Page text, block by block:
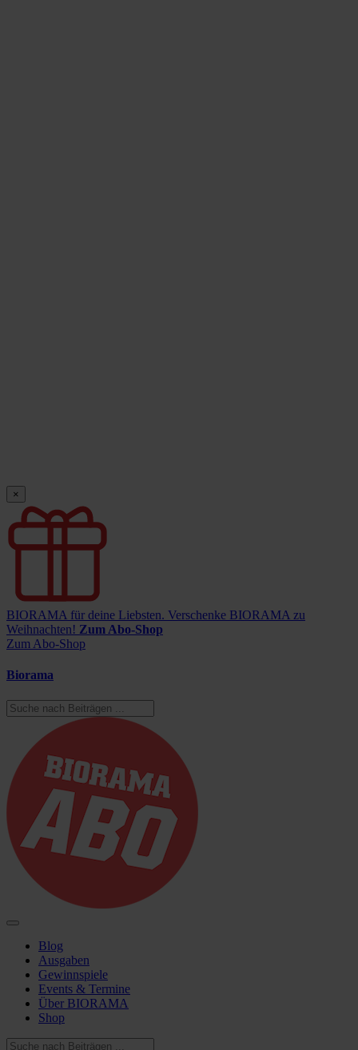
×
BIORAMA für deine Liebsten. Verschenke BIORAMA zu
Weihnachten! Zum Abo-Shop
Zum Abo-Shop
Biorama
Blog
Ausgaben
Gewinnspiele
Events & Termine
Über BIORAMA
Shop